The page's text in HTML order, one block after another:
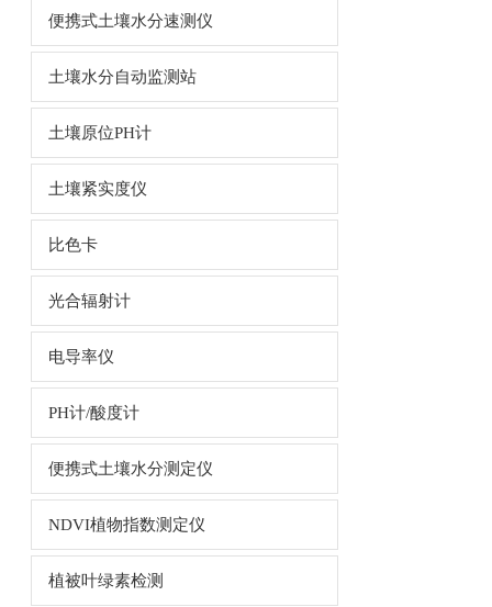
便携式土壤水分速测仪
土壤水分自动监测站
土壤原位PH计
土壤紧实度仪
比色卡
光合辐射计
电导率仪
PH计/酸度计
便携式土壤水分测定仪
NDVI植物指数测定仪
植被叶绿素检测